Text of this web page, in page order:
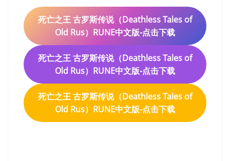
死亡之王 古罗斯传说（Deathless Tales of
Old Rus）RUNE中文版-点击下载
死亡之王 古罗斯传说（Deathless Tales of
Old Rus）RUNE中文版-点击下载
死亡之王 古罗斯传说（Deathless Tales of
Old Rus）RUNE中文版-点击下载